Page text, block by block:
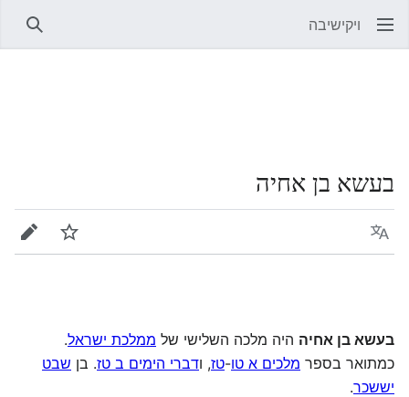
ויקישיבה
בעשא בן אחיה
שפה מעקב
בעשא בן אחיה היה מלכה השלישי של ממלכת ישראל.
כמתואר בספר מלכים א טו-טז, ודברי הימים ב טז. בן שבט
יששכר.